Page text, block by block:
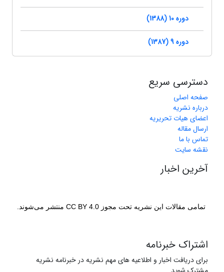
دوره 10 (1388)
دوره 9 (1387)
دسترسی سریع
صفحه اصلی
درباره نشریه
اعضای هیات تحریریه
ارسال مقاله
تماس با ما
نقشه سایت
آخرین اخبار
تمامی مقالات این نشریه تحت مجوز CC BY 4.0 منتشر می‌شوند.
اشتراک خبرنامه
برای دریافت اخبار و اطلاعیه های مهم نشریه در خبرنامه نشریه